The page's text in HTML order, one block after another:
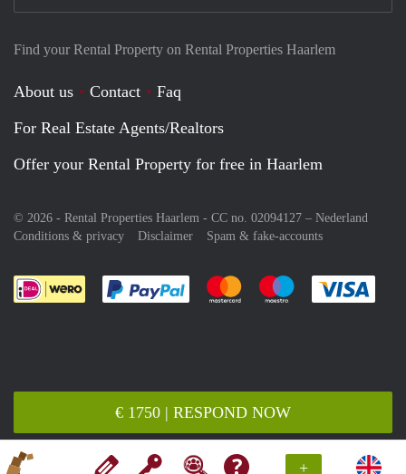
+
€ 1750 | RESPOND NOW
Find your Rental Property on Rental Properties Haarlem
About us Contact
Faq
For Real Estate Agents/Realtors
Offer your Rental Property for free in Haarlem
© 2026 - Rental Properties Haarlem - CC no. 02094127 – Nederland
Conditions & privacy
Disclaimer Spam & fake-accounts
Pay easily with :payment method
Pay easily with :payment
Pay easily with